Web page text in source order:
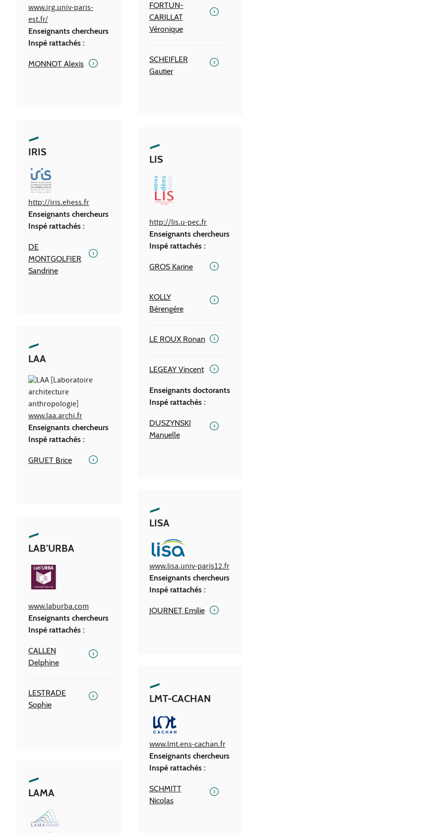
www.irg.univ-paris-
est.fr/
Enseignants chercheurs
Inspé rattachés :
MONNOT Alexis
IRIS
http://iris.ehess.fr
Enseignants chercheurs
Inspé rattachés :
DE
MONTGOLFIER
Sandrine
LAA
www.laa.archi.fr
Enseignants chercheurs
Inspé rattachés :
GRUET Brice
LAB'URBA
www.laburba.com
Enseignants chercheurs
Inspé rattachés :
CALLEN
Delphine
LESTRADE
Sophie
LAMA
FORTUN-
CARILLAT
Véronique
SCHEIFLER
Gautier
LIS
http://lis.u-pec.fr
Enseignants chercheurs
Inspé rattachés :
GROS Karine
KOLLY
Bérengère
LE ROUX Ronan
LEGEAY Vincent
Enseignants doctorants
Inspé rattachés :
DUSZYNSKI
Manuelle
LISA
www.lisa.univ-paris12.fr
Enseignants chercheurs
Inspé rattachés :
JOURNET Emilie
LMT-CACHAN
www.lmt.ens-cachan.fr
Enseignants chercheurs
Inspé rattachés :
SCHMITT
Nicolas